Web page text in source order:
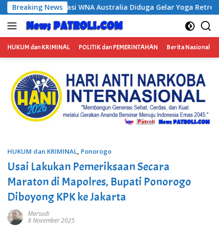
Langsung
ke
konten
Breaking News
Gelar Yoga Retreat dan Menjadi Instruktur Meditasi
HUKUM dan KRIMINAL POLITIK dan PEMERINTAHAN Berita Nasional
HUKUM dan KRIMINAL, Ponorogo
Usai Lakukan Pemeriksaan Secara
Maraton di Mapolres, Bupati Ponorogo
Diboyong KPK ke Jakarta
Marsudi
8 November 2025